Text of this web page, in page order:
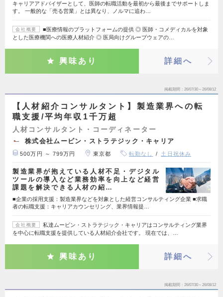
キャリアアドバイザーとして、医師の転職活動を最初から最後までサポートしま
す。 一般的な「売る営業」とは異なり、ノルマに追わ…
会社概要
■医療情報のプラットフォームの提供 ◎ 医師・コメディカルを対象
とした医療機関への医療人材紹介 ◎ 医局向けグループウェアの…
興味あり 詳細へ
掲載期間 26/07/30～26/08/12
【人材紹介コンサルタント】製造業界への転
職支援/平均年収1千万超
人材コンサルタント・コーディネーター
株式会社ムービン・ストラテジック・キャリア
500万円 ～ 799万円 東京都 転勤なし 土日祝休み
製造業界が抱えている人材不足・デジタル
ツールの導入など業務効率を向上など経営
課題を解決できる人材の紹…
■企業の採用支援：製造業界などを対象とした経営コンサルティング企業 ■求職
者の転職支援：キャリアカウンセリング、業界情報提…
会社概要
私達ムービン・ストラテジック・キャリアはコンサルティング業界
を中心に転職支援を提供している人材紹介会社です。 現在では、…
興味あり 詳細へ
掲載期間 26/07/30～26/08/12